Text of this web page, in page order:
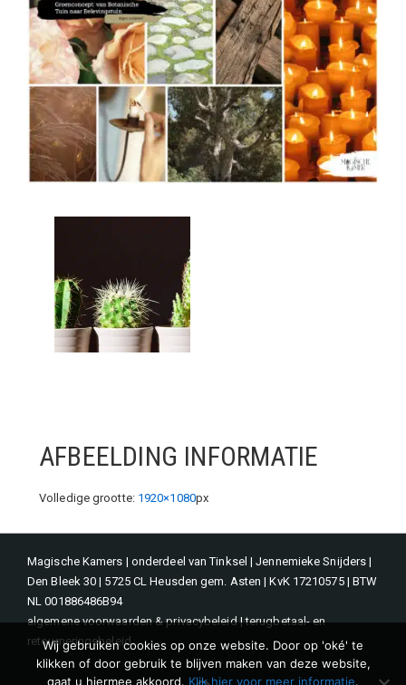
AFBEELDING INFORMATIE
Volledige grootte: 1920×1080px
Magische Kamers | onderdeel van Tinksel | Jennemieke Snijders |
Den Bleek 30 | 5725 CL Heusden gem. Asten | KvK 17210575 | BTW
NL 001886486B94
algemene voorwaarden & privacybeleid|terugbetaal- en
retourneringsbeleid
Wij gebruiken cookies op onze website. Door op 'oké' te
klikken of door gebruik te blijven maken van deze website,
gaat u hiermee akkoord. Klik hier voor meer informatie.